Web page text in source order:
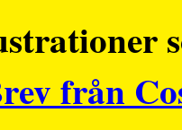
från